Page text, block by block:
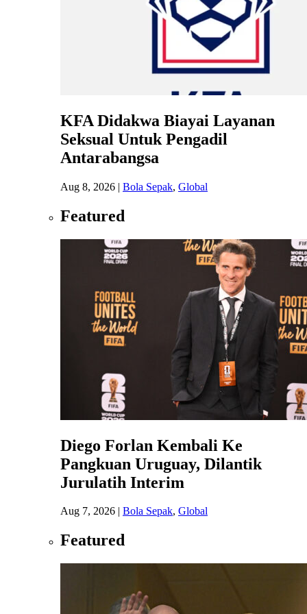
KFA Didakwa Biayai Layanan
Seksual Untuk Pengadil
Antarabangsa
Aug 8, 2026 | Bola Sepak, Global
Featured
Diego Forlan Kembali Ke
Pangkuan Uruguay, Dilantik
Jurulatih Interim
Aug 7, 2026 | Bola Sepak, Global
Featured